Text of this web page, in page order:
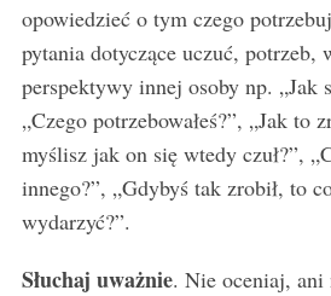
opowiedzieć o tym czego
pytania dotyczące uczuć, potrzeb,
perspektywy innej osoby np. „Jak
„Czego potrzebowałeś?”, „Jak to
myślisz jak on się wtedy czuł?”,
innego?”, „Gdybyś tak zrobił, to
wydarzyć?”.
Słuchaj uważnie. Nie oceniaj, ani